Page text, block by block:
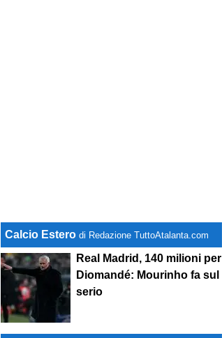
Calcio Estero di Redazione TuttoAtalanta.com
Real Madrid, 140 milioni per
Diomandé: Mourinho fa sul
serio